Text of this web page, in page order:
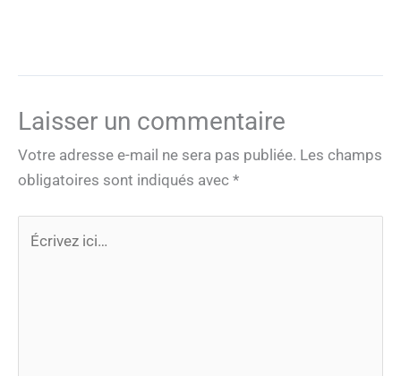
Laisser un commentaire
Votre adresse e-mail ne sera pas publiée. Les champs
obligatoires sont indiqués avec *
ici…